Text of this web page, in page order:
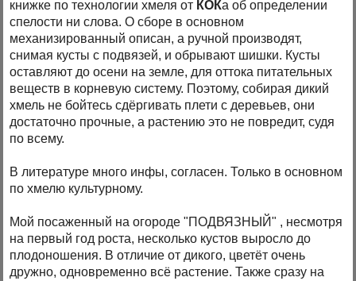
книжке по технологии хмеля от КОКа об определении
спелости ни слова. О сборе в основном
механизированный описан, а ручной производят,
снимая кусты с подвязей, и обрывают шишки. Кусты
оставляют до осени на земле, для оттока питательных
веществ в корневую систему. Поэтому, собирая дикий
хмель не бойтесь сдёргивать плети с деревьев, они
достаточно прочные, а растению это не повредит, судя
по всему.
В литературе много инфы, согласен. Только в основном
по хмелю культурному.
Мой посаженный на огороде "ПОДВЯЗНЫЙ" , несмотря
на первый год роста, несколько кустов выросло до
плодоношения. В отличие от дикого, цветёт очень
дружно, одновременно всё растение. Также сразу на